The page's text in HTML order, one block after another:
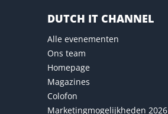
DUTCH IT CHANNEL
Alle evenementen
Ons team
Homepage
Magazines
Colofon
Marketingmogelijkheden 2026